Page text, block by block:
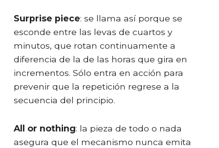
Surprise piece: se llama así porque se
esconde entre las levas de cuartos y
minutos, que rotan continuamente a
diferencia de la de las horas que gira en
incrementos. Sólo entra en acción para
prevenir que la repetición regrese a la
secuencia del principio.
All or nothing: la pieza de todo o nada
asegura que el mecanismo nunca emita